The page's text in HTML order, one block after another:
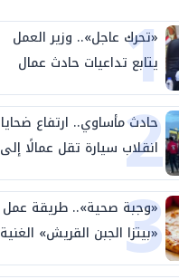
1
«تحرك عاجل».. وزير العمل
يتابع تداعيات حادث عمال
طريق بني سويف الصحراوي
2
حادث مأساوي.. ارتفاع ضحايا
انقلاب سيارة تقل عمالًا إلى
14 شخصًا
3
«وجبة صحية».. طريقة عمل
«بيتزا الجبن القريش» الغنية
بالبروتين